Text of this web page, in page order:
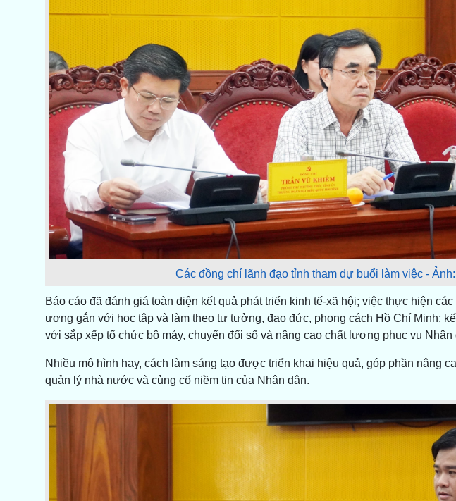
Các đồng chí lãnh đạo tỉnh tham dự buổi làm việc - Ảnh:
Báo cáo đã đánh giá toàn diện kết quả phát triển kinh tế-xã hội; việc thực hiện
ương gắn với học tập và làm theo tư tưởng, đạo đức, phong cách Hồ Chí Minh;
với sắp xếp tổ chức bộ máy, chuyển đổi số và nâng cao chất lượng phục vụ Nhân
Nhiều mô hình hay, cách làm sáng tạo được triển khai hiệu quả, góp phần nâng
quản lý nhà nước và củng cố niềm tin của Nhân dân.